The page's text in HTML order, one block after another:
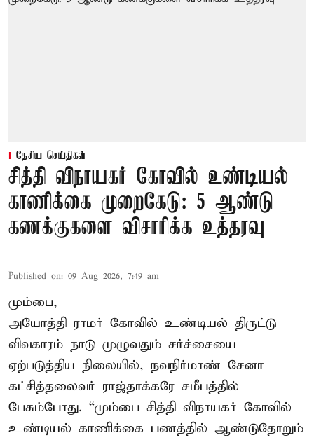
தேசிய செய்திகள்
சித்தி விநாயகர் கோவில் உண்டியல்
காணிக்கை முறைகேடு: 5 ஆண்டு
கணக்குகளை விசாரிக்க உத்தரவு
Published on: 09 Aug 2026, 7:49 am
மும்பை,
அயோத்தி ராமர் கோவில் உண்டியல் திருட்டு
விவகாரம் நாடு முழுவதும் சர்ச்சையை
ஏற்படுத்திய நிலையில், நவநிர்மாண் சேனா
கட்சித்தலைவர் ராஜ்தாக்கரே சமீபத்தில்
பேசும்போது. “மும்பை சித்தி விநாயகர் கோவில்
உண்டியல் காணிக்கை பணத்தில் ஆண்டுதோறும்